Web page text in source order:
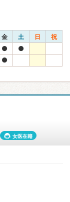
金 土 日 祝
女医在籍